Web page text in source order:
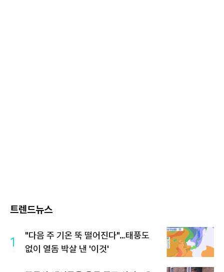
트렌드뉴스
1
"다음 주 기온 뚝 떨어진다"…태풍도
없이 열돔 박살 낸 '이것'